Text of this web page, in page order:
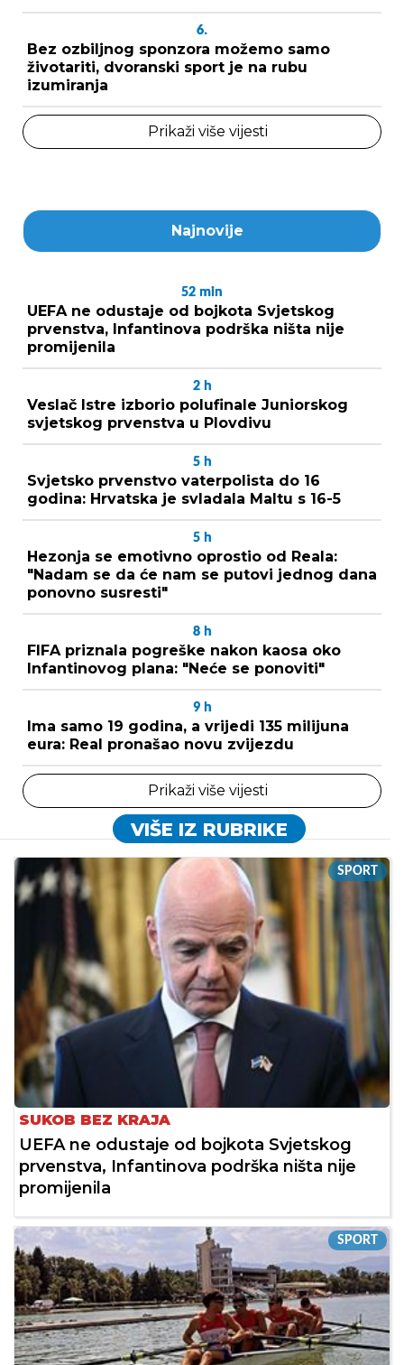
6.
Bez ozbiljnog sponzora možemo samo
životariti, dvoranski sport je na rubu
izumiranja
Prikaži više vijesti
Najnovije
52 min
UEFA ne odustaje od bojkota Svjetskog
prvenstva, Infantinova podrška ništa nije
promijenila
2 h
Veslač Istre izborio polufinale Juniorskog
svjetskog prvenstva u Plovdivu
5 h
Svjetsko prvenstvo vaterpolista do 16
godina: Hrvatska je svladala Maltu s 16-5
5 h
Hezonja se emotivno oprostio od Reala:
"Nadam se da će nam se putovi jednog dana
ponovno susresti"
8 h
FIFA priznala pogreške nakon kaosa oko
Infantinovog plana: "Neće se ponoviti"
9 h
Ima samo 19 godina, a vrijedi 135 milijuna
eura: Real pronašao novu zvijezdu
Prikaži više vijesti
VIŠE IZ RUBRIKE
SPORT
SUKOB BEZ KRAJA
UEFA ne odustaje od bojkota Svjetskog
prvenstva, Infantinova podrška ništa nije
promijenila
SPORT